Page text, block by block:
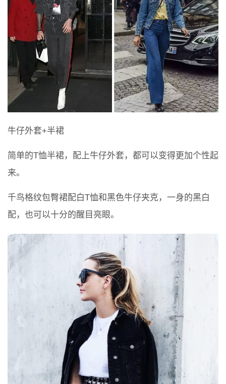
牛仔外套+半裙
简单的T恤半裙，配上牛仔外套，都可以变得更加个性起
来。
千鸟格纹包臀裙配白T恤和黑色牛仔夹克，一身的黑白
配，也可以十分的醒目亮眼。